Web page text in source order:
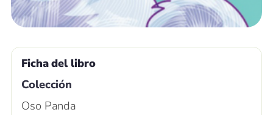
Ficha del libro
Colección
Oso Panda